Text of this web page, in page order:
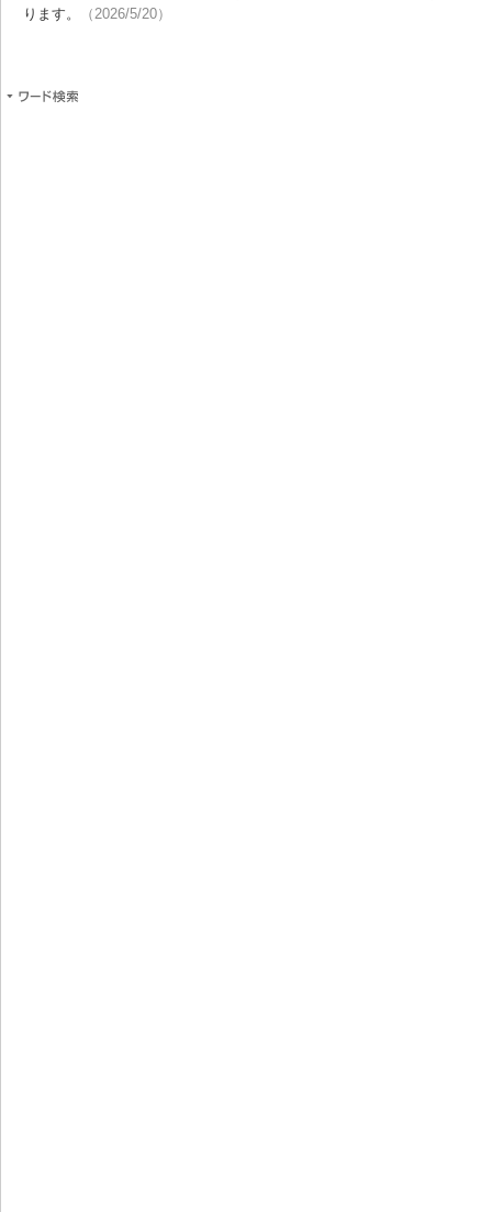
ります。
（2026/5/20）